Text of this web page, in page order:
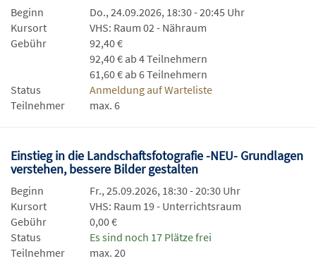
Beginn
Do., 24.09.2026, 18:30 - 20:45 Uhr
Kursort
VHS: Raum 02 - Nähraum
Gebühr
92,40 €
92,40 € ab 4 Teilnehmern
61,60 € ab 6 Teilnehmern
Status
Anmeldung auf Warteliste
Teilnehmer
max. 6
Einstieg in die Landschaftsfotografie -NEU- Grundlagen
verstehen, bessere Bilder gestalten
Beginn
Fr., 25.09.2026, 18:30 - 20:30 Uhr
Kursort
VHS: Raum 19 - Unterrichtsraum
Gebühr
0,00 €
Status
Es sind noch 17 Plätze frei
Teilnehmer
max. 20